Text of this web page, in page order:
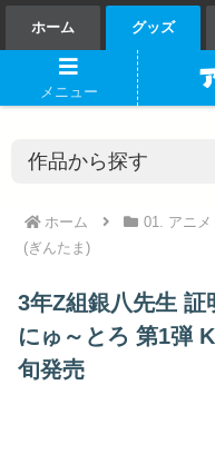
ホーム グッズ
ホーム 01. アニメ
(ぎんたま)
3年Z組銀八先生
にゅ～とろ 第1弾
旬発売
メニュー